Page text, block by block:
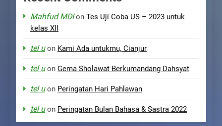
Mahfud MDIon Tes Uji Coba US – 2023 untuk
kelas XII
tel uon Kami Ada untukmu, Cianjur
tel uon Gema Sholawat Berkumandang Dahsyat
tel uon Peringatan Hari Pahlawan
tel uon Peringatan Bulan Bahasa & Sastra 2022